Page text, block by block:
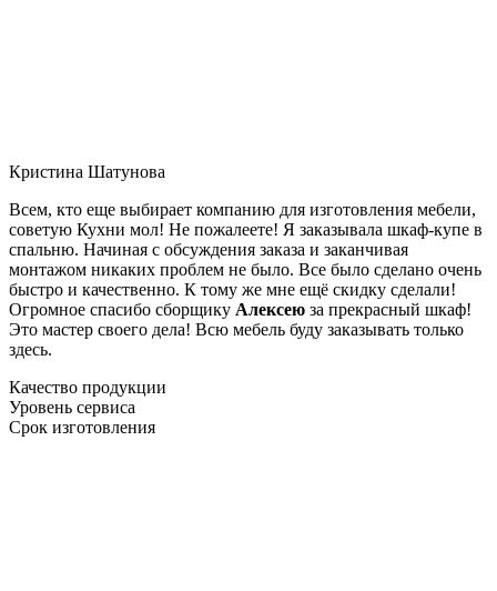
Кристина Шатунова
Всем, кто еще выбирает компанию для изготовления мебели,
советую Кухни мол! Не пожалеете! Я заказывала шкаф-купе в
спальню. Начиная с обсуждения заказа и заканчивая
монтажом никаких проблем не было. Все было сделано очень
быстро и качественно. К тому же мне ещё скидку сделали!
Огромное спасибо сборщику Алексею за прекрасный шкаф!
Это мастер своего дела! Всю мебель буду заказывать только
здесь.
Качество продукции
Уровень сервиса
Срок изготовления